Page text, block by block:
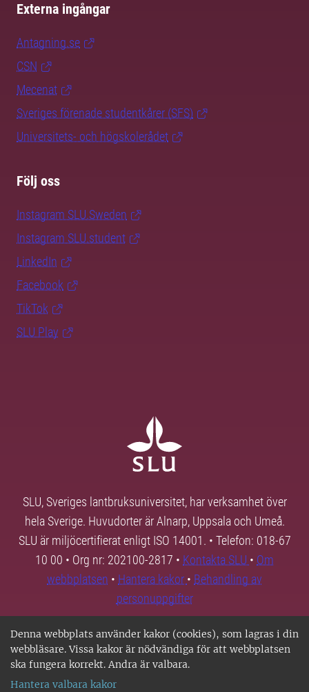
Denna webbplats använder kakor (cookies), som lagras i din
webbläsare. Vissa kakor är nödvändiga för att webbplatsen
ska fungera korrekt. Andra är valbara.
Hantera valbara kakor
Externa ingångar
Antagning.se
CSN
Mecenat
Sveriges förenade studentkårer (SFS)
Universitets- och högskolerådet
Följ oss
Instagram SLU.Sweden
Instagram SLU.student
LinkedIn
Facebook
TikTok
SLU Play
SLU, Sveriges lantbruksuniversitet, har verksamhet över
hela Sverige. Huvudorter är Alnarp, Uppsala och Umeå.
SLU är miljöcertifierat enligt ISO 14001. • Telefon: 018-67
10 00 • Org nr: 202100-2817 • Kontakta SLU • Om
webbplatsen • Hantera kakor • Behandling av
personuppgifter